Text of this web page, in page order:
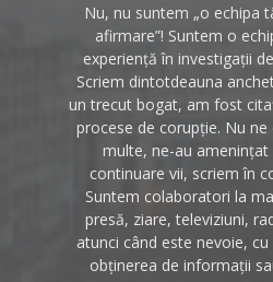
Nu, nu suntem „o echipa
afirmare”! Suntem o
experiență în investigații
Scriem dintotdeauna
un trecut bogat, am fost
procese de corupție. Nu
multe, ne-au amenințat
continuare vii, scriem în
Suntem colaboratori la
presă, ziare, televiziuni,
atunci când este nevoie,
obținerea de informații